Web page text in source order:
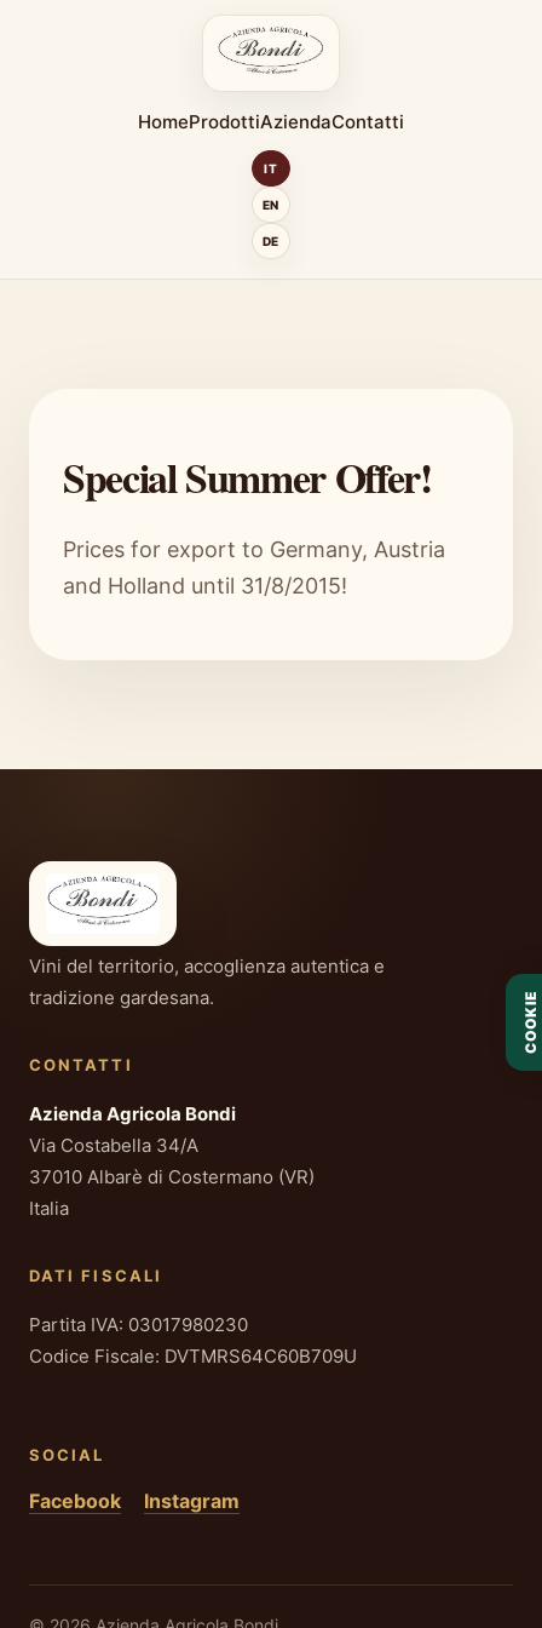
HomeProdottiAziendaContatti
IT
EN
DE
Special Summer Offer!
Prices for export to Germany, Austria
and Holland until 31/8/2015!
Vini del territorio, accoglienza autentica e
tradizione gardesana.
CONTATTI
Azienda Agricola Bondi
Via Costabella 34/A
37010 Albarè di Costermano (VR)
Italia
DATI FISCALI
Partita IVA: 03017980230
Codice Fiscale: DVTMRS64C60B709U
SOCIAL
Facebook Instagram
COOKIE